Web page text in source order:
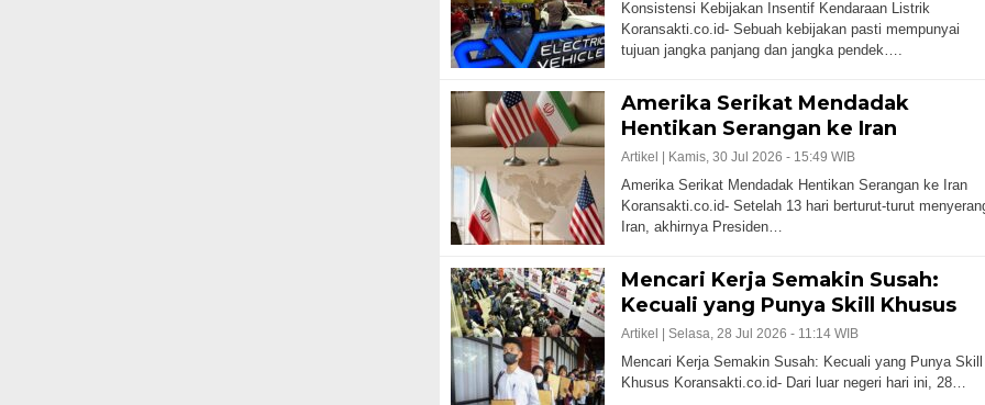
Konsistensi Kebijakan Insentif Kendaraan Listrik
Koransakti.co.id- Sebuah kebijakan pasti mempunyai
tujuan jangka panjang dan jangka pendek….
Amerika Serikat Mendadak
Hentikan Serangan ke Iran
Artikel | Kamis, 30 Jul 2026 - 15:49 WIB
Amerika Serikat Mendadak Hentikan Serangan ke Iran
Koransakti.co.id- Setelah 13 hari berturut-turut
Iran, akhirnya Presiden…
Mencari Kerja Semakin Susah:
Kecuali yang Punya Skill Khusus
Artikel | Selasa, 28 Jul 2026 - 11:14 WIB
Mencari Kerja Semakin Susah: Kecuali yang Punya Skill
Khusus Koransakti.co.id- Dari luar negeri hari ini, 28…